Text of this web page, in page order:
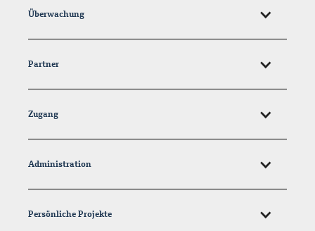
Überwachung
Partner
Zugang
Administration
Persönliche Projekte